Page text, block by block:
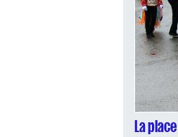
La